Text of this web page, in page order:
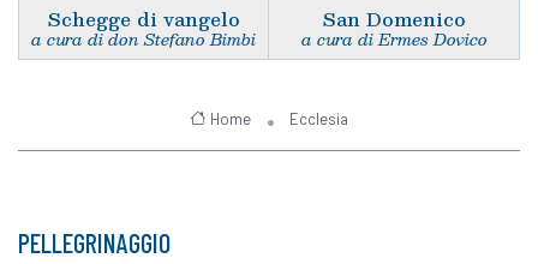
Schegge di vangelo
a cura di don Stefano Bimbi
San Domenico
a cura di Ermes Dovico
Home Ecclesia
PELLEGRINAGGIO